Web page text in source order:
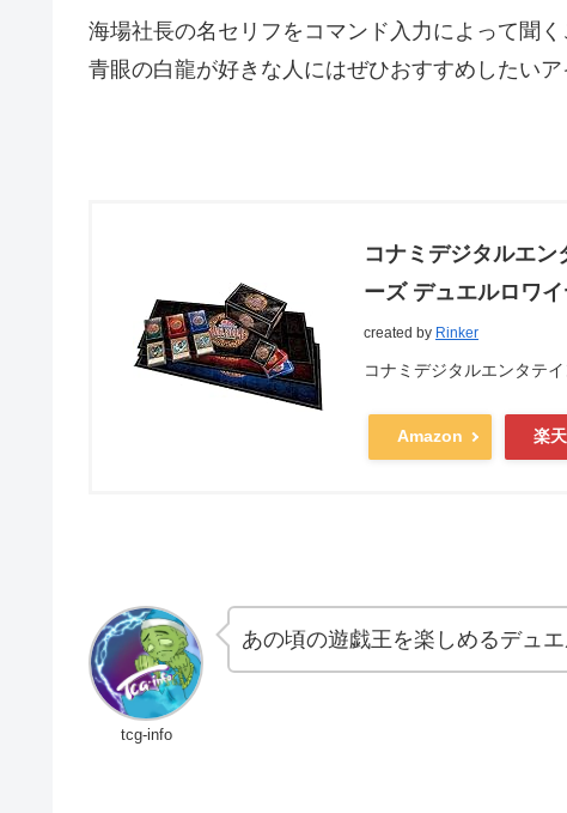
海場社長の名セリフをコマンド入力によって聞く
青眼の白龍が好きな人にはぜひおすすめしたいア
コナミデジタルエン
ーズ デュエルロワ
created by Rinker
コナミデジタルエンタテ
Amazon 楽
tcg-info
あの頃の遊戯王を楽しめるデュ